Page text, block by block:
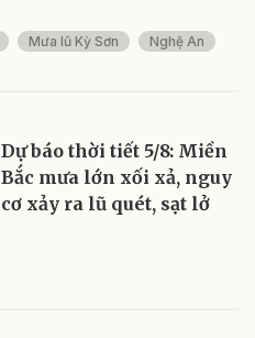
Mưa lũ Kỳ Sơn Nghệ An
Dự báo thời tiết 5/8: Miền
Bắc mưa lớn xối xả, nguy
cơ xảy ra lũ quét, sạt lở